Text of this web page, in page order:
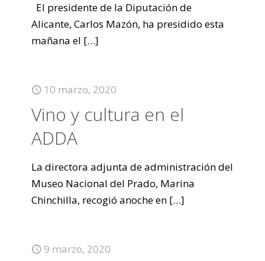
El presidente de la Diputación de
Alicante, Carlos Mazón, ha presidido esta
mañana el […]
10 marzo, 2020
Vino y cultura en el
ADDA
La directora adjunta de administración del
Museo Nacional del Prado, Marina
Chinchilla, recogió anoche en […]
9 marzo, 2020